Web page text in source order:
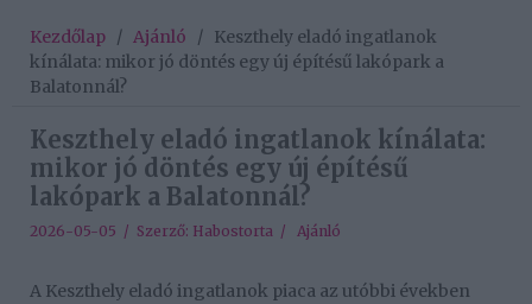
Kezdőlap / Ajánló / Keszthely eladó ingatlanok
kínálata: mikor jó döntés egy új építésű lakópark a
Balatonnál?
Keszthely eladó ingatlanok kínálata:
mikor jó döntés egy új építésű
lakópark a Balatonnál?
2026-05-05 / Szerző: Habostorta / Ajánló
A Keszthely eladó ingatlanok piaca az utóbbi években